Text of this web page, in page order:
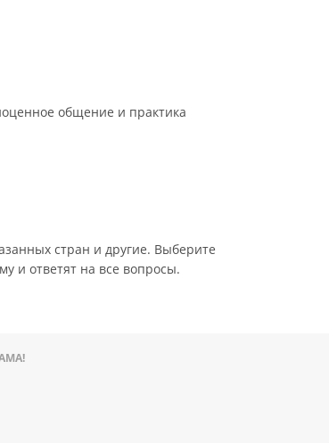
общение и практика
стран и другие. Выберите
и ответят на все вопросы.